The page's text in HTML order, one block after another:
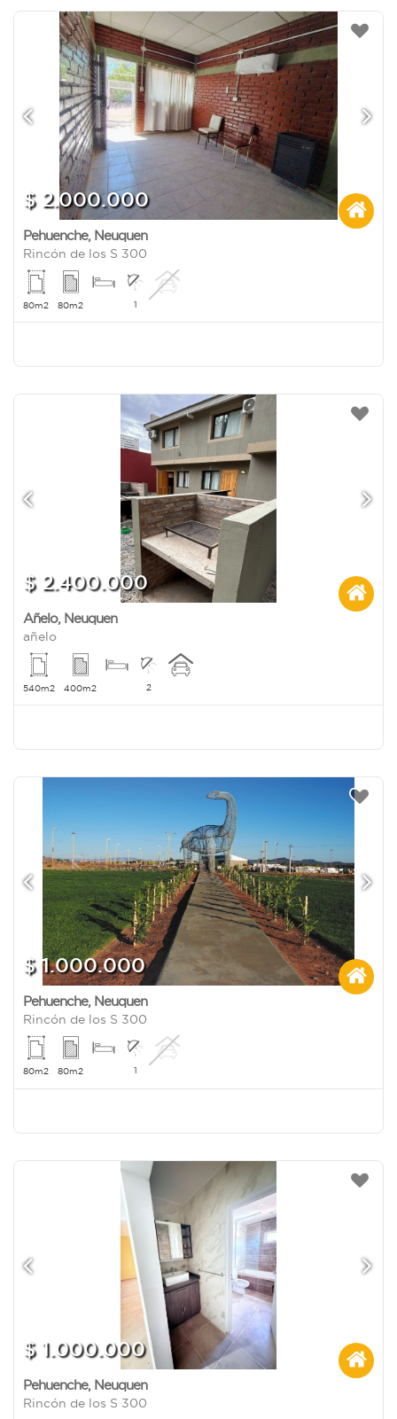
$ 2.000.000
Pehuenche, Neuquen
Rincón de los S 300
80m2 80m2 1
$ 2.400.000
Añelo, Neuquen
añelo
540m2 400m2 2
$ 1.000.000
Pehuenche, Neuquen
Rincón de los S 300
80m2 80m2 1
$ 1.000.000
Pehuenche, Neuquen
Rincón de los S 300